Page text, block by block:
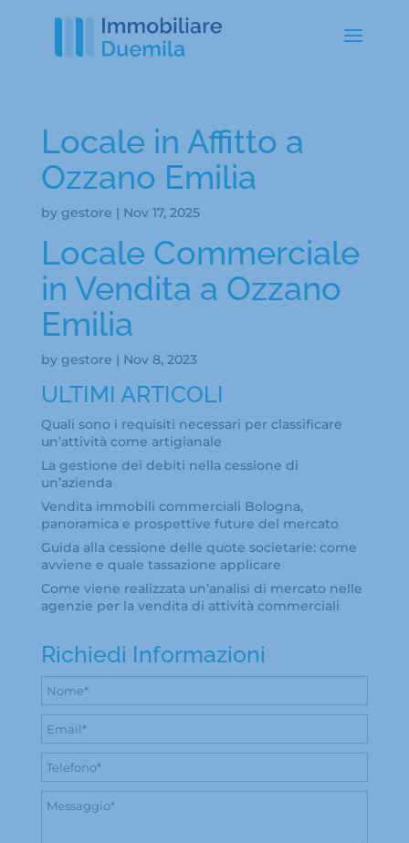
Locale in Affitto a
Ozzano Emilia
by gestore | Nov 17, 2025
Locale Commerciale
in Vendita a Ozzano
Emilia
by gestore | Nov 8, 2023
ULTIMI ARTICOLI
Quali sono i requisiti necessari per classificare
un’attività come artigianale
La gestione dei debiti nella cessione di
un’azienda
Vendita immobili commerciali Bologna,
panoramica e prospettive future del mercato
Guida alla cessione delle quote societarie: come
avviene e quale tassazione applicare
Come viene realizzata un’analisi di mercato nelle
agenzie per la vendita di attività commerciali
Richiedi Informazioni